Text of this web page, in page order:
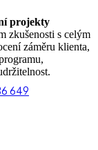
projekty
zkušenosti s celým
záměru klienta,
649